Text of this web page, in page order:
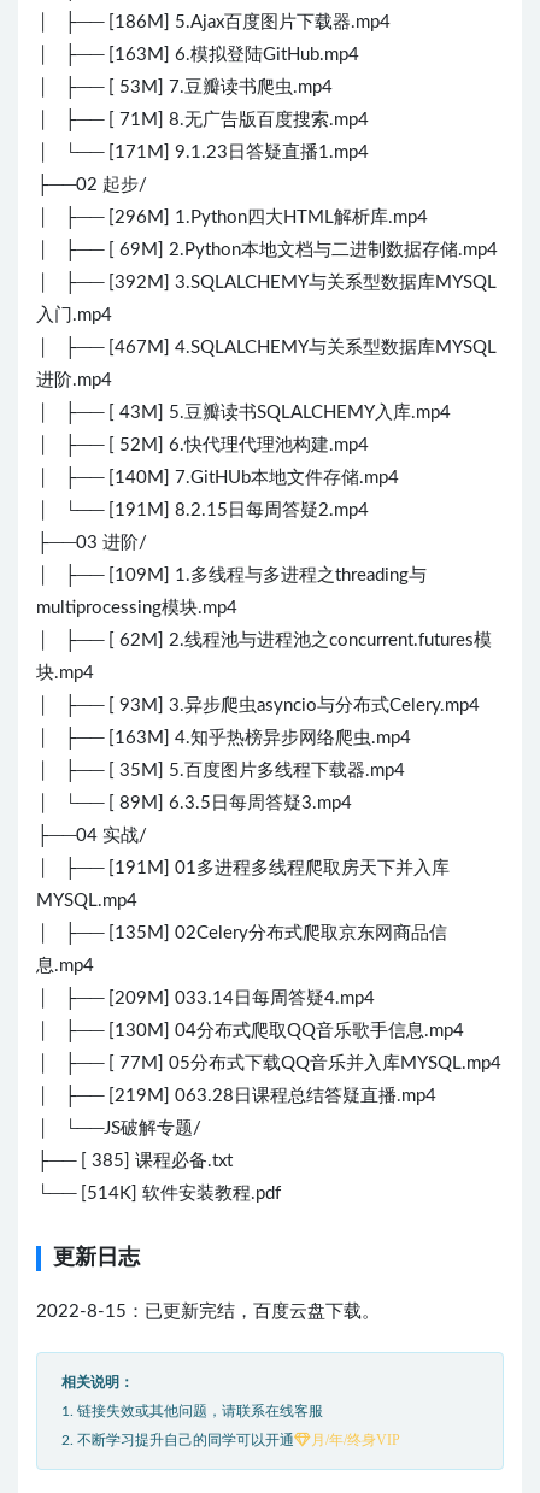
│ ├── [186M] 5.Ajax百度图片下载器.mp4
│ ├── [163M] 6.模拟登陆GitHub.mp4
│ ├── [ 53M] 7.豆瓣读书爬虫.mp4
│ ├── [ 71M] 8.无广告版百度搜索.mp4
│ └── [171M] 9.1.23日答疑直播1.mp4
├──02 起步/
│ ├── [296M] 1.Python四大HTML解析库.mp4
│ ├── [ 69M] 2.Python本地文档与二进制数据存储.mp4
│ ├── [392M] 3.SQLALCHEMY与关系型数据库MYSQL
入门.mp4
│ ├── [467M] 4.SQLALCHEMY与关系型数据库MYSQL
进阶.mp4
│ ├── [ 43M] 5.豆瓣读书SQLALCHEMY入库.mp4
│ ├── [ 52M] 6.快代理代理池构建.mp4
│ ├── [140M] 7.GitHUb本地文件存储.mp4
│ └── [191M] 8.2.15日每周答疑2.mp4
├──03 进阶/
│ ├── [109M] 1.多线程与多进程之threading与
multiprocessing模块.mp4
│ ├── [ 62M] 2.线程池与进程池之concurrent.futures模
块.mp4
│ ├── [ 93M] 3.异步爬虫asyncio与分布式Celery.mp4
│ ├── [163M] 4.知乎热榜异步网络爬虫.mp4
│ ├── [ 35M] 5.百度图片多线程下载器.mp4
│ └── [ 89M] 6.3.5日每周答疑3.mp4
├──04 实战/
│ ├── [191M] 01多进程多线程爬取房天下并入库
MYSQL.mp4
│ ├── [135M] 02Celery分布式爬取京东网商品信
息.mp4
│ ├── [209M] 033.14日每周答疑4.mp4
│ ├── [130M] 04分布式爬取QQ音乐歌手信息.mp4
│ ├── [ 77M] 05分布式下载QQ音乐并入库MYSQL.mp4
│ ├── [219M] 063.28日课程总结答疑直播.mp4
│ └──JS破解专题/
├── [ 385] 课程必备.txt
└── [514K] 软件安装教程.pdf
更新日志
2022-8-15：已更新完结，百度云盘下载。
相关说明：
1. 链接失效或其他问题，请联系在线客服
2. 不断学习提升自己的同学可以开通
月/年/终身VIP